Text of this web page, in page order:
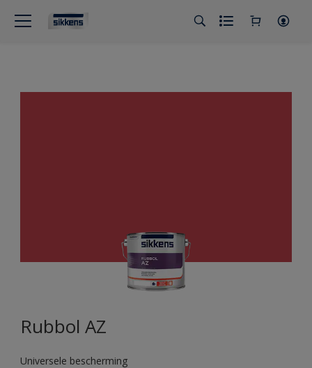
Rubbol AZ
Universele bescherming